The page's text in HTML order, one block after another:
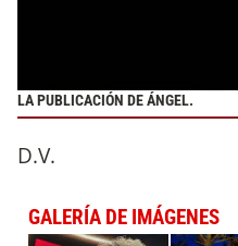
LA PUBLICACIÓN DE ÁNGEL.
D.V.
GALERÍA DE IMÁGENES